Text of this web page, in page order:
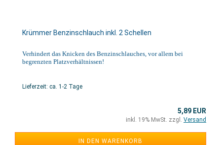
Krümmer Benzinschlauch inkl. 2 Schellen
Verhindert das Knicken des Benzinschlauches, vor allem bei
begrenzten Platzverhältnissen!
Lieferzeit: ca. 1-2 Tage
5,89 EUR
inkl. 19% MwSt. zzgl. Versand
IN DEN WARENKORB